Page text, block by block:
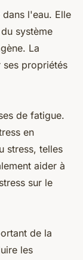
l'eau. Elle
système
La
ses propriétés
de fatigue.
en
stress, telles
aider à
sur le
de la
les